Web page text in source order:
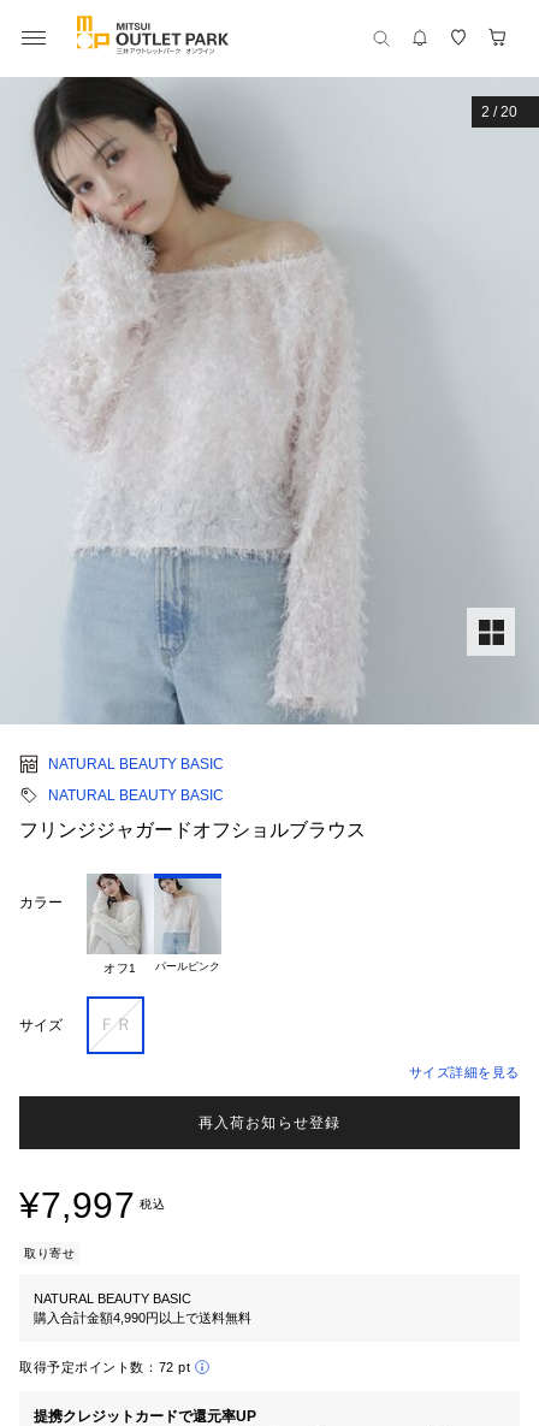
2 /20
NATURAL BEAUTY BASIC
NATURAL BEAUTY BASIC
フリンジジャガードオフショルブラウス
カラー
オフ1 パールピンク
サイズ ＦＲ
サイズ詳細を見る
再入荷お知らせ登録
¥7,997 税込
取り寄せ
NATURAL BEAUTY BASIC
購入合計金額4,990円以上で送料無料
取得予定ポイント数： 72 pt
提携クレジットカードで還元率UP